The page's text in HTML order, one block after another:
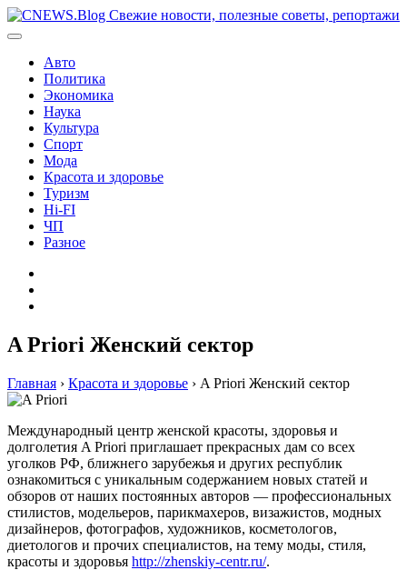
Перейти
к
Авто
Политика
Экономика
Наука
Культура
Спорт
Мода
Красота и здоровье
Туризм
Hi-FI
ЧП
Разное
A Priori Женский сектор
Главная › Красота и здоровье › A Priori Женский сектор
Международный центр женской красоты, здоровья и
долголетия A Priori приглашает прекрасных дам со всех
уголков РФ, ближнего зарубежья и других республик
ознакомиться с уникальным содержанием новых статей и
обзоров от наших постоянных авторов — профессиональных
стилистов, модельеров, парикмахеров, визажистов, модных
дизайнеров, фотографов, художников, косметологов,
диетологов и прочих специалистов, на тему моды, стиля,
красоты и здоровья http://zhenskiy-centr.ru/.